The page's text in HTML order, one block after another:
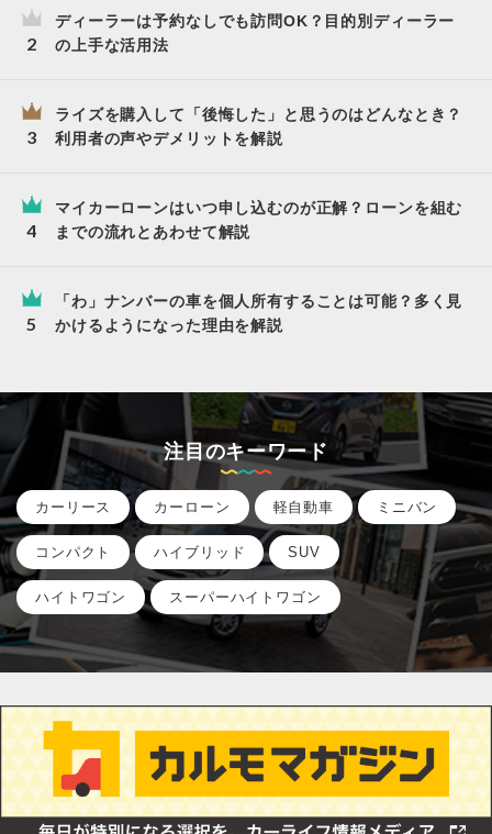
ディーラーは予約なしでも訪問OK？目的別ディーラー
の上手な活用法
ライズを購入して「後悔した」と思うのはどんなとき？
利用者の声やデメリットを解説
マイカーローンはいつ申し込むのが正解？ローンを組む
までの流れとあわせて解説
「わ」ナンバーの車を個人所有することは可能？多く見
かけるようになった理由を解説
注目のキーワード
カーリース カーローン 軽自動車 ミニバン
コンパクト ハイブリッド SUV
ハイトワゴン スーパーハイトワゴン